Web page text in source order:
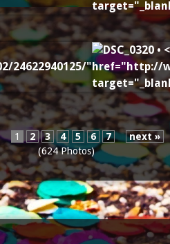
1 2 3 4 5 6 7
next »
(624 Photos)